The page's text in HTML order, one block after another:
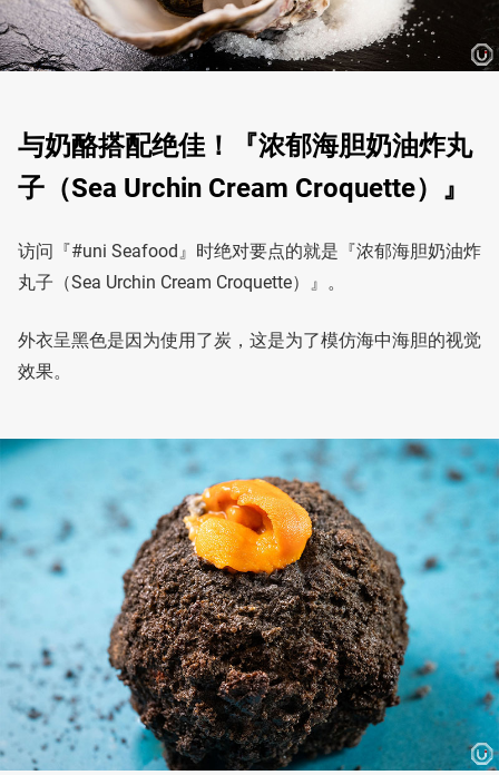
与奶酪搭配绝佳！『浓郁海胆奶油炸丸
子（Sea Urchin Cream Croquette）』
访问『#uni Seafood』时绝对要点的就是『浓郁海胆奶油炸
丸子（Sea Urchin Cream Croquette）』。
外衣呈黑色是因为使用了炭，这是为了模仿海中海胆的视觉
效果。